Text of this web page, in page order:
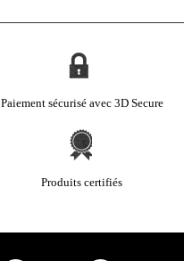
Paiement sécurisé avec 3D Secure
Produits certifiés